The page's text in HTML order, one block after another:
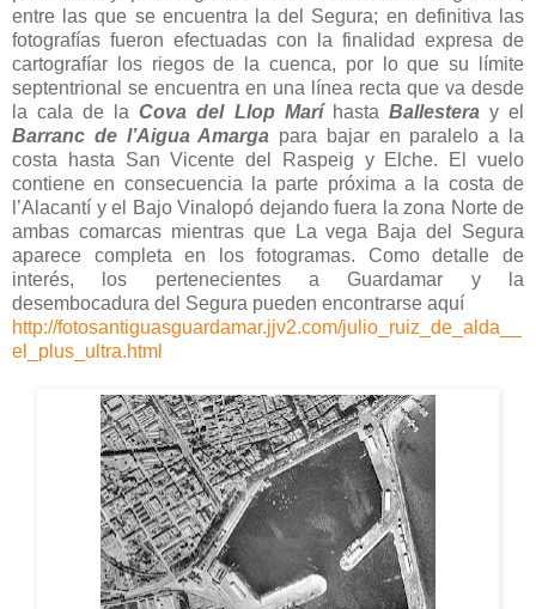
entre las que se encuentra la del Segura; en definitiva las
fotografías fueron efectuadas con la finalidad expresa de
cartografíar los riegos de la cuenca, por lo que su límite
septentrional se encuentra en una línea recta que va desde
la cala de laCova del Llop Maríhasta Ballestera y el
Barranc de l’Aigua Amarga para bajar en paralelo a la
costa hasta San Vicente del Raspeig y Elche. El vuelo
contiene en consecuencia la parte próxima a la costa de
l’Alacantí y el Bajo Vinalopó dejando fuera la zona Norte de
ambas comarcas mientras que La vega Baja del Segura
aparece completa en los fotogramas. Como detalle de
interés, los pertenecientes a Guardamar y la
desembocadura del Segura pueden encontrarse aquí
http://fotosantiguasguardamar.jjv2.com/julio_ruiz_de_alda__
el_plus_ultra.html